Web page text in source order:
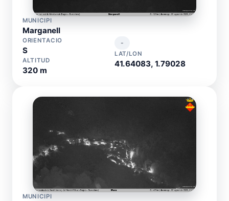
MUNICIPI
Marganell
ORIENTACIO
S
ALTITUD
320 m
-
LAT/LON
41.64083, 1.79028
MUNICIPI